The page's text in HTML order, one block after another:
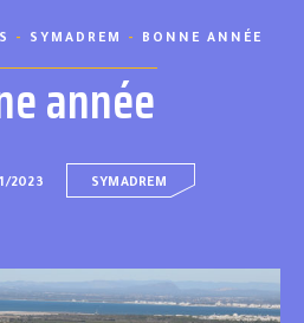
- SYMADREM - BONNE ANNÉE
année
2023 SYMADREM